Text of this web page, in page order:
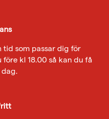
tid som passar dig för
före kl 18.00 så kan du få